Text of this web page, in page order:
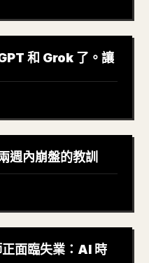
和 Grok 了。讓
週內崩盤的教訓
面臨失業：AI 時